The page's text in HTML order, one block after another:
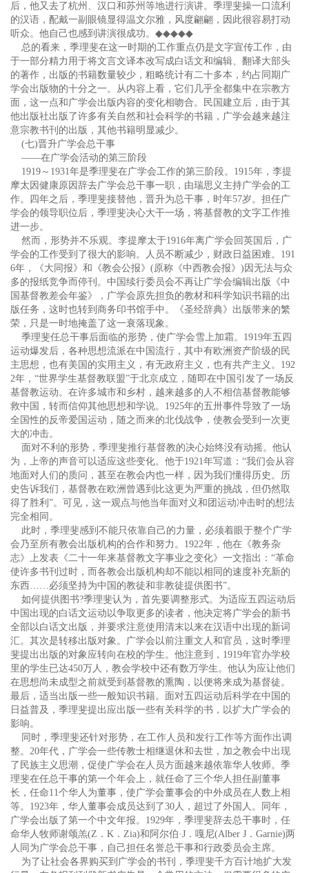
后，他又去了杭州、汉口和苏州等地进行演讲。季理斐操一口流利
的汉语，配戴一副眼镜显得温文尔雅，风度翩翩，因此很容易打动
听众。他自己也感到讲演很成功。 ◆◆◆◆◆
总的看来，季理斐在这一时期的工作重点仍是文字宣传工作，由
于一部分精力用于将文言文译本改写成白话文和编辑、翻译大部头
的著作，出版的书籍数量较少，粗略统计有二十多本，约占同期广
学会出版物的十分之一。从内容上看，它们几乎全都集中在宗教方
面，这一点和广学会出版内容的变化相吻合。民国建立后，由于其
他出版社出版了许多有关自然和社会科学的书籍，广学会越来越注
意宗教书刊的出版，其他书籍明显减少。
(七)晋升广学会总干事
——在广学会活动的第三阶段
1919～1931年是季理斐在广学会工作的第三阶段。1915年，李提
摩太因健康原因辞去广学会总干事一职，由瑞思义主持广学会的工
作。四年之后，季理斐接替他，晋升为总干事，时年57岁。担任广
学会的领导职位后，季理斐决心大干一场，将基督教的文字工作推
进一步。
然而，形势并不乐观。李提摩太于1916年离广学会回英国后，广
学会的工作受到了很大的影响。人员不断减少，财政日益困难。191
6年，《大同报》和《教会公报》(原称《中西教会报》)因无法与众
多的报纸竞争而停刊。中国续行委员会不再让广学会编辑出版《中
国基督教差会年鉴》，广学会原先担负的教材和科学知识书籍的出
版任务，这时也转到商务印书馆手中。《圣经辞典》出版带来的繁
荣，只是一时地掩盖了这一衰落现象。
季理斐任总干事后面临的形势，使广学会雪上加霜。1919年五四
运动爆发后，各种思想流派在中国流行，其中有欧洲资产阶级的民
主思想，也有美国的实用主义，有无政府主义，也有共产主义。192
2年，“世界学生基督教联盟”于北京成立，随即在中国引发了一场反
基督教运动。在许多城市和乡村，越来越多的人不相信基督教能够
救中国，转而信仰其他思想和学说。1925年的五卅事件导致了一场
全国性的反帝爱国运动，随之而来的北伐战争，使教会受到一次更
大的冲击。
面对不利的形势，季理斐推行基督教的决心始终没有动摇。他认
为，上帝的声音可以适应这些变化。他于1921年写道：“我们会从容
地面对人们的质问，甚至在教会内也一样，因为我们懂得历史。历
史告诉我们，基督教在欧洲曾遇到比这更为严重的挑战，但仍然取
得了胜利”。可见，这一观点与他当年面对义和团运动冲击时的想法
完全相同。
此时，季理斐感到不能只依靠自己的力量，必须着眼于整个广学
会乃至所有教会出版机构的合作和努力。1922年，他在《教务杂
志》上发表《二十一年来基督教文字事业之变化》一文指出：“革命
使许多书刊过时，而各教会出版机构却不能以相同的速度补充新的
东西……必须坚持为中国的教徒和非教徒提供图书”。
如何提供图书?季理斐认为，首先要调整形式。为适应五四运动后
中国出现的白话文运动以争取更多的读者，他决定将广学会的新书
全部以白话文出版，并要求注意使用清末以来在汉语中出现的新词
汇。其次是转移出版对象。广学会以前注重文人和官员，这时季理
斐提出出版的对象应转向在校的学生。他注意到，1919年官办学校
里的学生已达450万人，教会学校中还有数万学生。他认为应让他们
在思想尚未成型之前就受到基督教的熏陶，以便将来成为基督徒。
最后，适当出版一些一般知识书籍。面对五四运动后科学在中国的
日益普及，季理斐提出应出版一些有关科学的书，以扩大广学会的
影响。
同时，季理斐还针对形势，在工作人员和发行工作等方面作出调
整。20年代，广学会一些传教士相继退休和去世，加之教会中出现
了民族主义思潮，促使广学会在人员方面越来越依靠华人牧师。季
理斐在任总干事的第一个年会上，就任命了三个华人担任副董事
长，任命11个华人为董事，使广学会董事会的中外成员在人数上相
等。1923年，华人董事会成员达到了30人，超过了外国人。同年，
广学会出版了第一个中文年报。1929年，季理斐辞去总干事时，任
命华人牧师谢颂羔(Z．K．Zia)和阿尔伯·J．嘎尼(Alber J．Garnie)两
人同为广学会总干事，自己担任名誉总干事和行政委员会主席。
为了让社会各界购买到广学会的书刊，季理斐千方百计地扩大发